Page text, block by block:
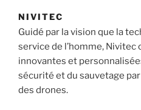
NIVITEC
Guidé par la vision que la
service de l’homme, Nivitec
innovantes et
sécurité et du sauvetage
des drones.